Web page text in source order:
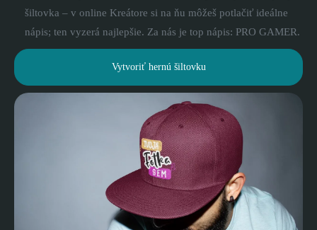
šiltovka – v online Kreátore si na ňu môžeš potlačiť ideálne
nápis; ten vyzerá najlepšie. Za nás je top nápis: PRO GAMER.
Vytvoriť hernú šiltovku